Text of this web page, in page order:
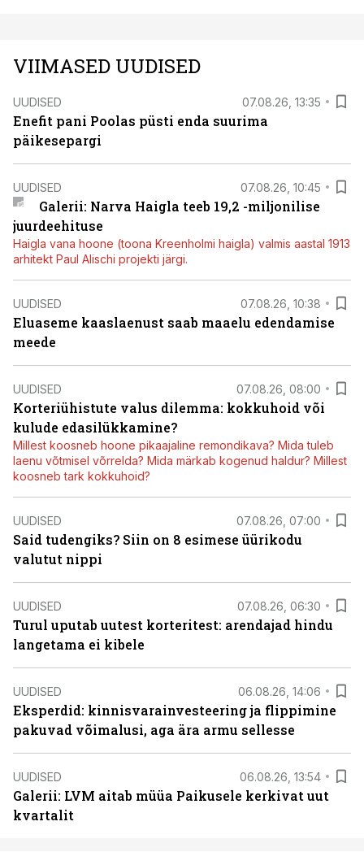
VIIMASED UUDISED
UUDISED 07.08.26, 13:35
Enefit pani Poolas püsti enda suurima
päikesepargi
UUDISED 07.08.26, 10:45
Galerii: Narva Haigla teeb 19,2 -miljonilise
juurdeehituse
Haigla vana hoone (toona Kreenholmi haigla) valmis aastal 1913
arhitekt Paul Alischi projekti järgi.
UUDISED 07.08.26, 10:38
Eluaseme kaaslaenust saab maaelu edendamise
meede
UUDISED 07.08.26, 08:00
Korteriühistute valus dilemma: kokkuhoid või
kulude edasilükkamine?
Millest koosneb hoone pikaajaline remondikava? Mida tuleb
laenu võtmisel võrrelda? Mida märkab kogenud haldur? Millest
koosneb tark kokkuhoid?
UUDISED 07.08.26, 07:00
Said tudengiks? Siin on 8 esimese üürikodu
valutut nippi
UUDISED 07.08.26, 06:30
Turul uputab uutest korteritest: arendajad hindu
langetama ei kibele
UUDISED 06.08.26, 14:06
Eksperdid: kinnisvarainvesteering ja flippimine
pakuvad võimalusi, aga ära armu sellesse
UUDISED 06.08.26, 13:54
Galerii: LVM aitab müüa Paikusele kerkivat uut
kvartalit